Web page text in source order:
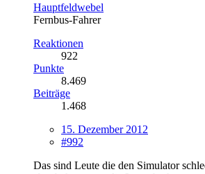
Hauptfeldwebel
Fernbus-Fahrer
Reaktionen
922
Punkte
8.469
Beiträge
1.468
15. Dezember 2012
#992
Das sind Leute die den Simulator